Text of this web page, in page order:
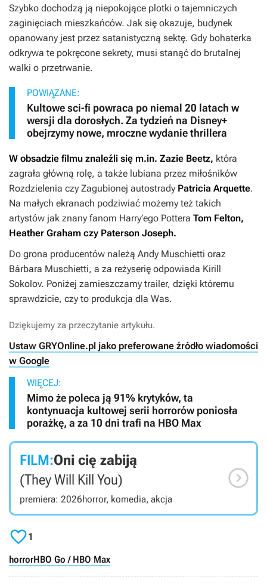
Szybko dochodzą ją niepokojące plotki o tajemniczych
zaginięciach mieszkańców. Jak się okazuje, budynek
opanowany jest przez satanistyczną sektę. Gdy bohaterka
odkrywa te pokręcone sekrety, musi stanąć do brutalnej
walki o przetrwanie.
POWIĄZANE:
Kultowe sci-fi powraca po niemal 20 latach w
wersji dla dorosłych. Za tydzień na Disney+
obejrzymy nowe, mroczne wydanie thrillera
W obsadzie filmu znaleźli się m.in. Zazie Beetz, która
zagrała główną rolę, a także lubiana przez miłośników
Rozdzielenia czy Zagubionej autostrady Patricia Arquette.
Na małych ekranach podziwiać możemy też takich
artystów jak znany fanom Harry’ego Pottera Tom Felton,
Heather Graham czy Paterson Joseph.
Do grona producentów należą Andy Muschietti oraz
Bárbara Muschietti, a za reżyserię odpowiada Kirill
Sokolov. Poniżej zamieszczamy trailer, dzięki któremu
sprawdzicie, czy to produkcja dla Was.
Dziękujemy za przeczytanie artykułu.
Ustaw GRYOnline.pl jako preferowane źródło wiadomości
w Google
WIĘCEJ:
Mimo że poleca ją 91% krytyków, ta
kontynuacja kultowej serii horrorów poniosła
porażkę, a za 10 dni trafi na HBO Max
FILM:Oni cię zabiją
(They Will Kill You)
premiera: 2026horror, komedia, akcja

1
horrorHBO Go / HBO Max